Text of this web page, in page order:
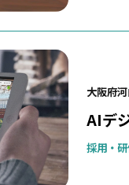
大阪府
AIデ
採用・